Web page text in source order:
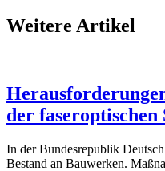
Weitere Artikel
der faseroptischen
In der Bundesrepublik
Bestand an Bauwerken.